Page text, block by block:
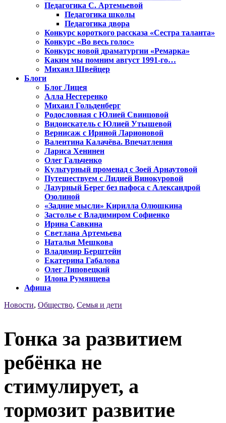
Педагогика С. Артемьевой
Педагогика школы
Педагогика двора
Конкурс короткого рассказа «Сестра таланта»
Конкурс «Во весь голос»
Конкурс новой драматургии «Ремарка»
Каким мы помним август 1991-го…
Михаил Швейцер
Блоги
Блог Лицея
Алла Нестеренко
Михаил Гольденберг
Родословная с Юлией Свинцовой
Видоискатель с Юлией Утышевой
Вернисаж с Ириной Ларионовой
Валентина Калачёва. Впечатления
Лариса Хенинен
Олег Гальченко
Культурный променад с Зоей Арнаутовой
Путешествуем с Лидией Винокуровой
Лазурный Берег без пафоса с Александрой
Озолиной
«Задние мысли» Кирилла Олюшкина
Застолье с Владимиром Софиенко
Ирина Савкина
Светлана Артемьева
Наталья Мешкова
Владимир Берштейн
Екатерина Габалова
Олег Липовецкий
Илона Румянцева
Афиша
Новости, Общество, Семья и дети
Гонка за развитием
ребёнка не
стимулирует, а
тормозит развитие